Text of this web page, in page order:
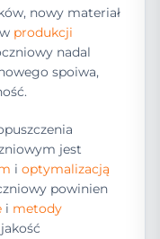
nowy materiał
produkcji
nadal
spoiwa,
jest
i optymalizacją
powinien
i metody